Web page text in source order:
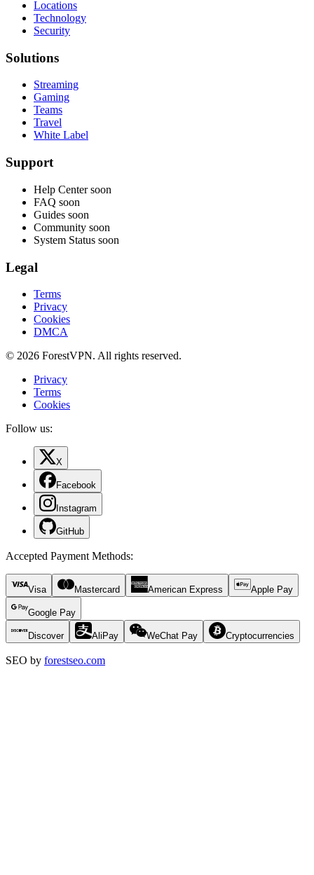
Locations
Technology
Security
Solutions
Streaming
Gaming
Teams
Travel
White Label
Support
Help Center soon
FAQ soon
Guides soon
Community soon
System Status soon
Legal
Terms
Privacy
Cookies
DMCA
© 2026 ForestVPN. All rights reserved.
Privacy
Terms
Cookies
Follow us:
X
Facebook
Instagram
GitHub
Accepted Payment Methods:
Visa Mastercard American Express Apple Pay
Google Pay
Discover AliPay WeChat Pay Cryptocurrencies
SEO by forestseo.com